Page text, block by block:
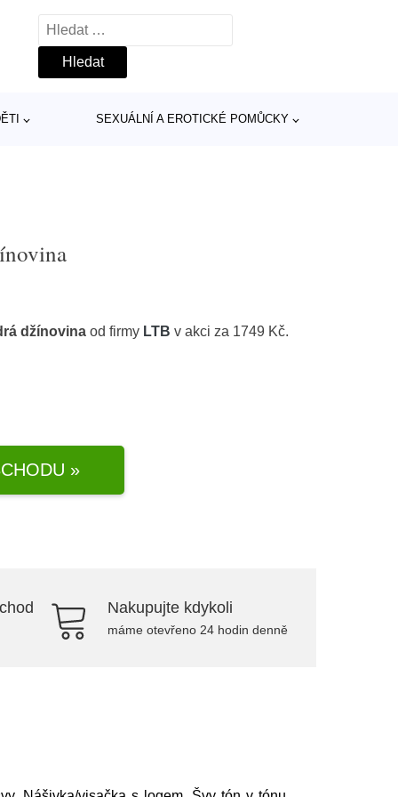
Vyhledávání
SEXUÁLNÍ A EROTICKÉ POMŮCKY
džínovina od firmy LTB v akci za 1749 Kč.
»
Nakupujte kdykoli
máme otevřeno 24 hodin denně